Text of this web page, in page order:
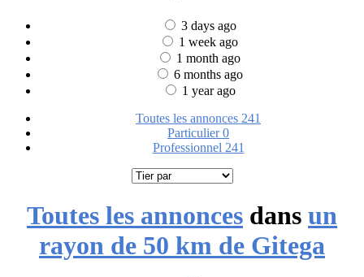
3 days ago
1 week ago
1 month ago
6 months ago
1 year ago
Toutes les annonces 241
Particulier0
Professionnel 241
Toutes les annonces dans un
rayon de 50 km de Gitega